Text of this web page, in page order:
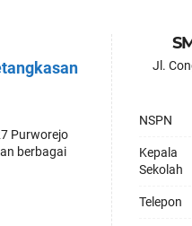
Purworejo
berbagai
Jl.
NSPN
Kepala
Sekolah
Telepon